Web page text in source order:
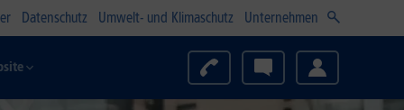
Datenschutz Umwelt- und Klimaschutz Unternehmen